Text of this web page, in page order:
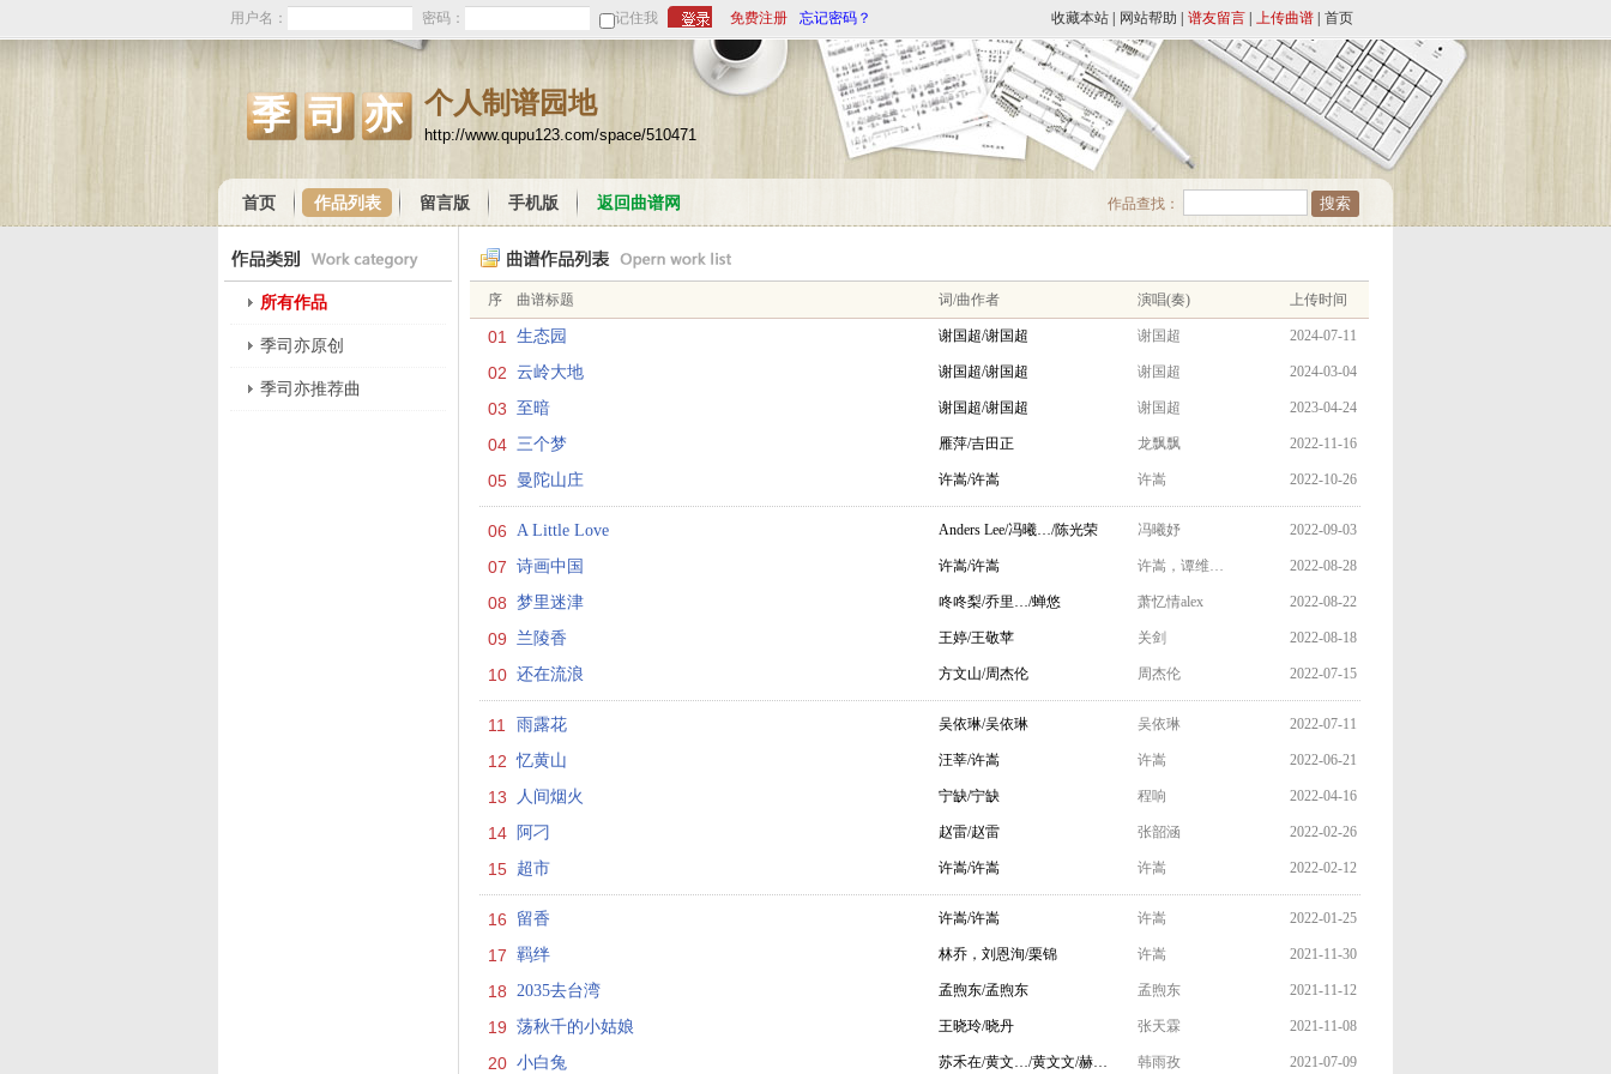
用户名： 密码： 记住我 免费注册 忘记密码？ 收藏本站 网站帮助 谱友留言 上传曲谱 首页
季司亦 个人制谱园地
http://www.qupu123.com/space/510471
作品查找：
首页 作品列表 留言版 手机版 返回曲谱网
序 曲谱标题 词/曲作者 演唱(奏) 上传时间
01 生态园 谢国超/谢国超 谢国超 2024-07-11
02 云岭大地 谢国超/谢国超 谢国超 2024-03-04
03 至暗 谢国超/谢国超 谢国超 2023-04-24
04 三个梦 雁萍/吉田正 龙飘飘 2022-11-16
05 曼陀山庄 许嵩/许嵩 许嵩 2022-10-26
06 A Little Love Anders Lee/冯曦…/陈光荣 冯曦妤 2022-09-03
07 诗画中国 许嵩/许嵩 许嵩，谭维… 2022-08-28
08 梦里迷津 咚咚梨/乔里…/蝉悠 萧忆情alex 2022-08-22
09 兰陵香 王婷/王敬苹 关剑 2022-08-18
10 还在流浪 方文山/周杰伦 周杰伦 2022-07-15
11 雨露花 吴依琳/吴依琳 吴依琳 2022-07-11
12 忆黄山 汪莘/许嵩 许嵩 2022-06-21
13 人间烟火 宁缺/宁缺 程响 2022-04-16
14 阿刁 赵雷/赵雷 张韶涵 2022-02-26
15 超市 许嵩/许嵩 许嵩 2022-02-12
16 留香 许嵩/许嵩 许嵩 2022-01-25
17 羁绊 林乔，刘恩洵/栗锦 许嵩 2021-11-30
18 2035去台湾 孟煦东/孟煦东 孟煦东 2021-11-12
19 荡秋千的小姑娘 王晓玲/晓丹 张天霖 2021-11-08
20 小白兔 苏禾在/黄文…/黄文文/赫… 韩雨孜 2021-07-09
所有作品
季司亦原创
季司亦推荐曲